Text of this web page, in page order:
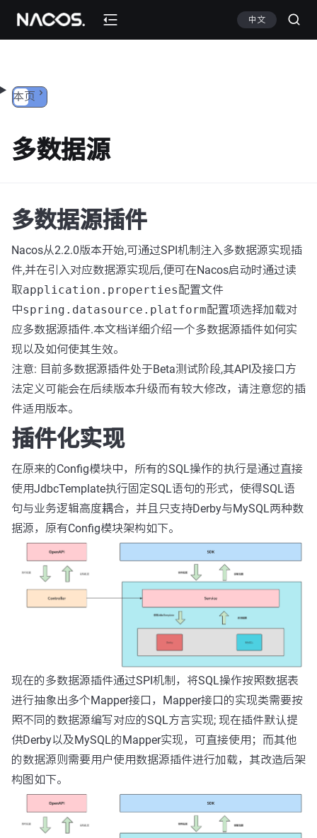
跳转到内容 中文
本页
多数据源
多数据源插件
Nacos从2.2.0版本开始,可通过SPI机制注入多数据源实现插
件,并在引入对应数据源实现后,便可在Nacos启动时通过读
取application.properties配置文件
中spring.datasource.platform配置项选择加载对
应多数据源插件.本文档详细介绍一个多数据源插件如何实
现以及如何使其生效。
注意: 目前多数据源插件处于Beta测试阶段,其API及接口方
法定义可能会在后续版本升级而有较大修改，请注意您的插
件适用版本。
插件化实现
在原来的Config模块中，所有的SQL操作的执行是通过直接
使用JdbcTemplate执行固定SQL语句的形式，使得SQL语
句与业务逻辑高度耦合，并且只支持Derby与MySQL两种数
据源，原有Config模块架构如下。
现在的多数据源插件通过SPI机制，将SQL操作按照数据表
进行抽象出多个Mapper接口，Mapper接口的实现类需要按
照不同的数据源编写对应的SQL方言实现; 现在插件默认提
供Derby以及MySQL的Mapper实现，可直接使用；而其他
的数据源则需要用户使用数据源插件进行加载，其改造后架
构图如下。